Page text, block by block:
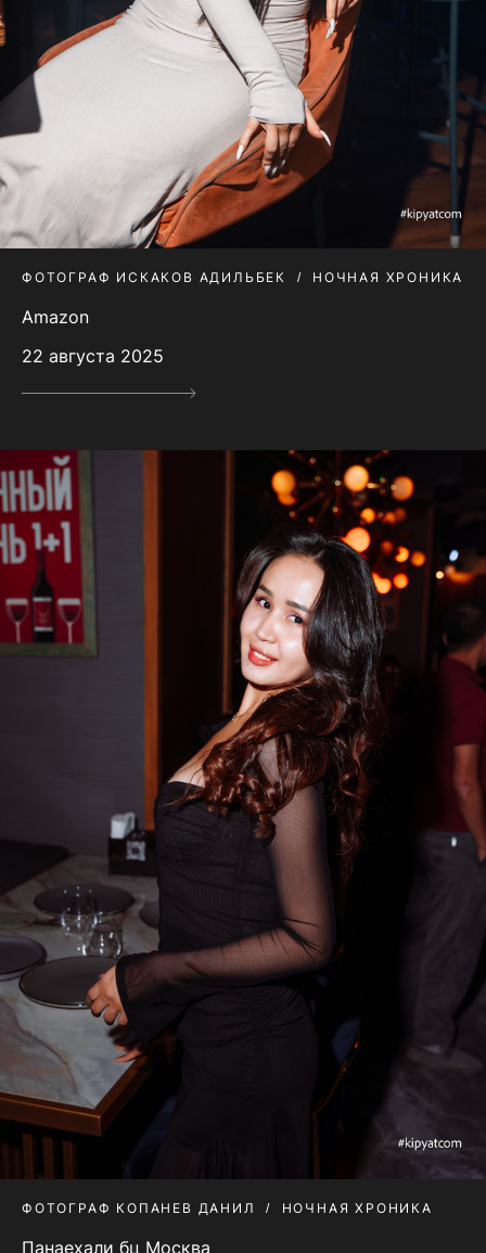
ФОТОГРАФ ИСКАКОВ АДИЛЬБЕК НОЧНАЯ ХРОНИКА
Amazon
22 августа 2025
ФОТОГРАФ КОПАНЕВ ДАНИЛ НОЧНАЯ ХРОНИКА
Панаехали бц Москва